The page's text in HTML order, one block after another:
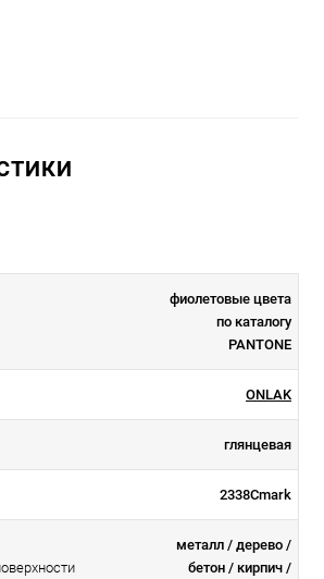
фиолетовые цвета
по каталогу
PANTONE
ONLAK
глянцевая
2338Cmark
металл / дерево /
бетон / кирпич /